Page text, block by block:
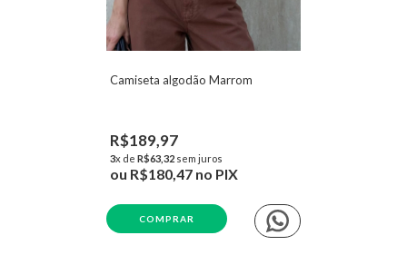
Camiseta algodão Marrom
R$189,97
3x de R$63,32 sem juros
ou R$180,47 no PIX
COMPRAR